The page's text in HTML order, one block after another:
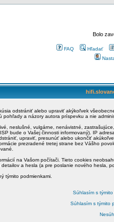
Bolo
FAQ Hľadať
odstrániť alebo upraviť akýkoľvek
pohľady a názory autora príspevku a nie
neslušné, vulgárne, nenávistné,
bude o Vašej činnosti informovaný). IP
upraviť, presunúť alebo ukončiť
prezradené tretej strane bez Vášho
na Vašom počítači. Tieto cookies
a hesla (a pre poslanie nového hesla,
týmito podmienkami.
Súhlasím s
Súhlasím s týmito